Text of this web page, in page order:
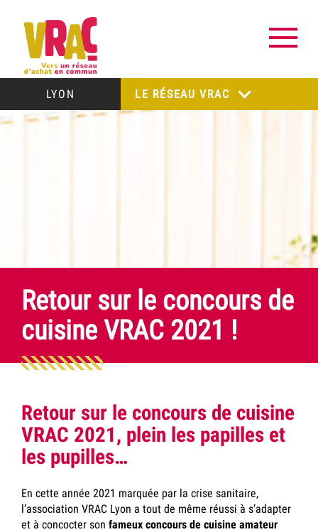
LYON LE RÉSEAU VRAC
Retour sur le concours de
cuisine VRAC 2021 !
Retour sur le concours de cuisine
VRAC 2021, plein les papilles et
les pupilles…
En cette année 2021 marquée par la crise sanitaire,
l’association VRAC Lyon a tout de même réussi à s’adapter
et à concocter son fameux concours de cuisine amateur